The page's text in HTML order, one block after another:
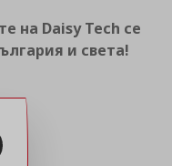
на Daisy Tech се
и света!